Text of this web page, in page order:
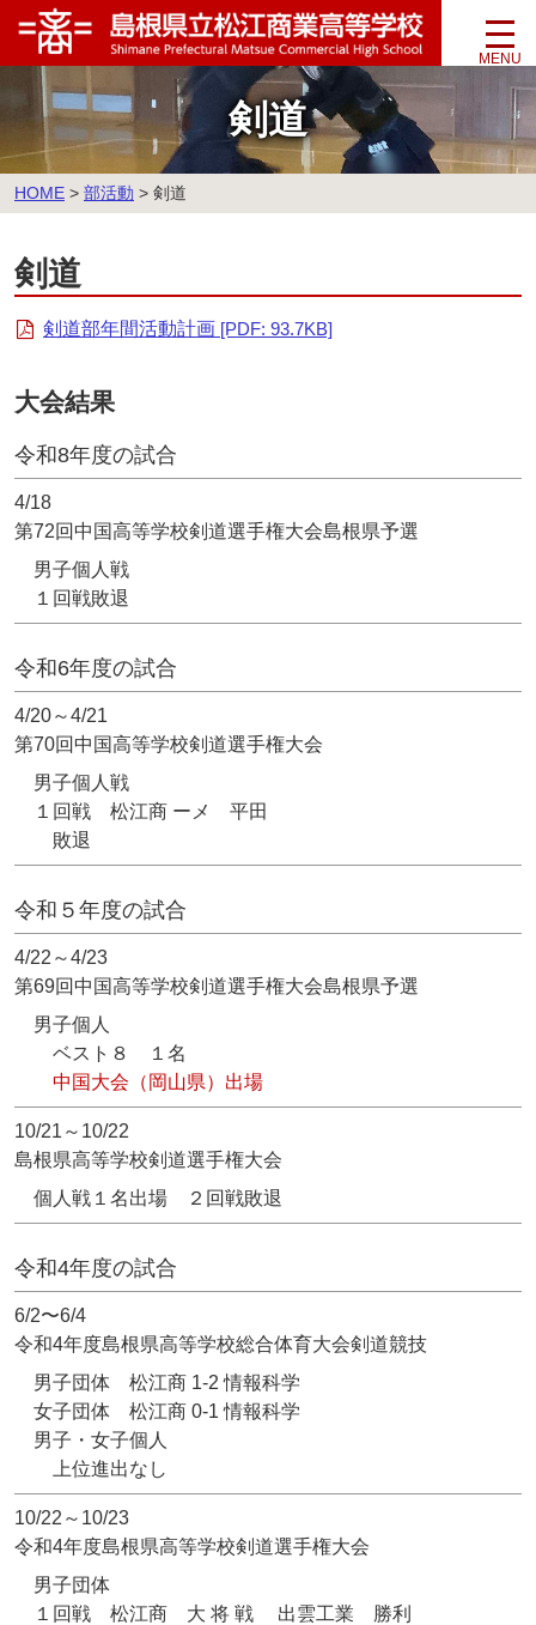
このページの本文へ
剣道
こ
の
ー
ジ
の
位
HOME > 部活動 > 剣道
剣道
剣道部年間活動計画 [PDF: 93.7KB]
大会結果
令和8年度の試合
4/18
第72回中国高等学校剣道選手権大会島根県予選
男子個人戦
１回戦敗退
令和6年度の試合
4/20～4/21
第70回中国高等学校剣道選手権大会
男子個人戦
１回戦 松江商 ーメ 平田
敗退
令和５年度の試合
4/22～4/23
第69回中国高等学校剣道選手権大会島根県予選
男子個人
ベスト８ １名
中国大会（岡山県）出場
10/21～10/22
島根県高等学校剣道選手権大会
個人戦１名出場 ２回戦敗退
令和4年度の試合
6/2〜6/4
令和4年度島根県高等学校総合体育大会剣道競技
男子団体 松江商 1-2 情報科学
女子団体 松江商 0-1 情報科学
男子・女子個人
上位進出なし
10/22～10/23
令和4年度島根県高等学校剣道選手権大会
男子団体
１回戦 松江商 大 将 戦 出雲工業 勝利